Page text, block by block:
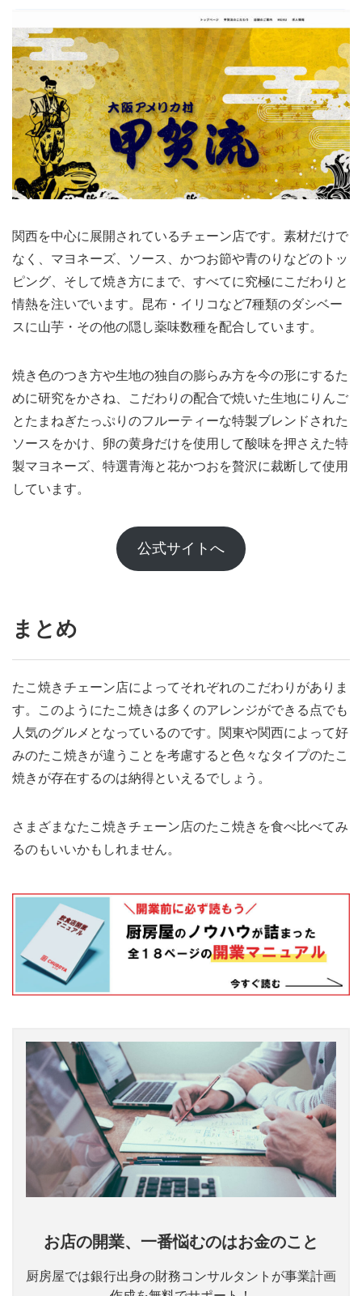
関西を中心に展開されているチェーン店です。素材だけで
なく、マヨネーズ、ソース、かつお節や青のりなどのトッ
ピング、そして焼き方にまで、すべてに究極にこだわりと
情熱を注いでいます。昆布・イリコなど7種類のダシベー
スに山芋・その他の隠し薬味数種を配合しています。
焼き色のつき方や生地の独自の膨らみ方を今の形にするた
めに研究をかさね、こだわりの配合で焼いた生地にりんご
とたまねぎたっぷりのフルーティーな特製ブレンドされた
ソースをかけ、卵の黄身だけを使用して酸味を押さえた特
製マヨネーズ、特選青海と花かつおを贅沢に裁断して使用
しています。
公式サイトへ
まとめ
たこ焼きチェーン店によってそれぞれのこだわりがありま
す。このようにたこ焼きは多くのアレンジができる点でも
人気のグルメとなっているのです。関東や関西によって好
みのたこ焼きが違うことを考慮すると色々なタイプのたこ
焼きが存在するのは納得といえるでしょう。
さまざまなたこ焼きチェーン店のたこ焼きを食べ比べてみ
るのもいいかもしれません。
お店の開業、一番悩むのはお金のこと
厨房屋では銀行出身の財務コンサルタントが事業計画